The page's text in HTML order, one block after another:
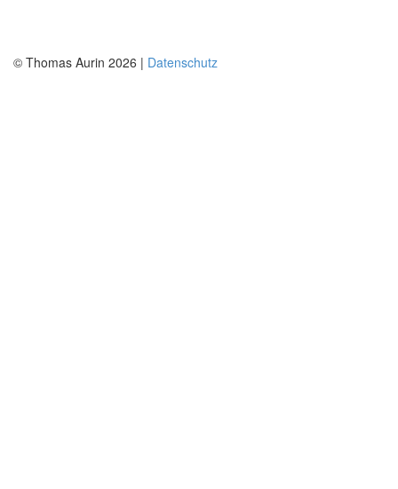
© Thomas Aurin 2026 | Datenschutz